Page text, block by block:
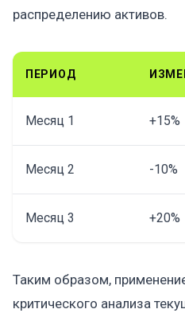
распределению активов.
ПЕРИОД
Месяц 1 +15%
Месяц 2 -10%
Месяц 3 +20%
Таким образом,
критического анализа